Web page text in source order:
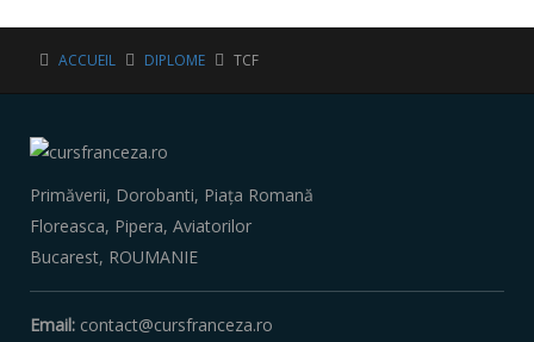
ACCUEIL DIPLOME TCF
Primăverii, Dorobanti, Piața Romană
Floreasca, Pipera, Aviatorilor
Bucarest, ‎ROUMANIE
Email: contact@cursfranceza.ro